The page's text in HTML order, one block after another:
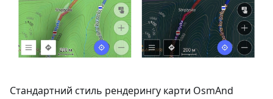
Стандартний стиль рендерингу карти OsmAnd